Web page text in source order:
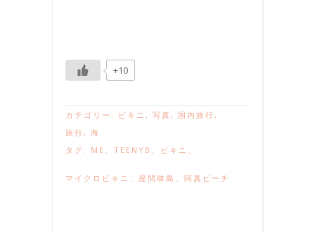
+10
カテゴリー: ビキニ , 写真 , 国内旅行,
旅行, 海
タグ: ME 、 TEENYB 、 ビキニ 、
マイクロビキニ 、 座間味島 、 阿真ビーチ